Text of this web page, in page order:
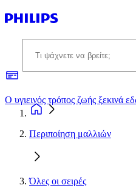
Περιποίηση μαλλιών
Όλες οι σειρές